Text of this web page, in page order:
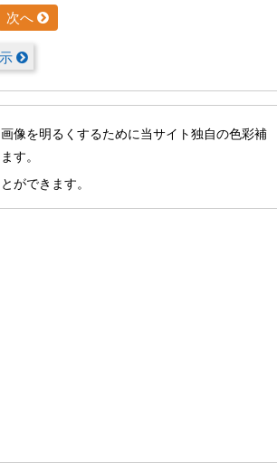
次へ
像を明るくするために当サイト独自の色彩補
す。
ができます。